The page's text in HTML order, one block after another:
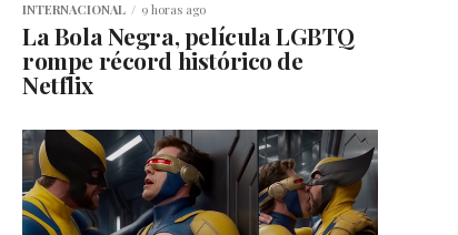
INTERNACIONAL 9 horas ago
La Bola Negra, película LGBTQ
rompe récord histórico de
Netflix